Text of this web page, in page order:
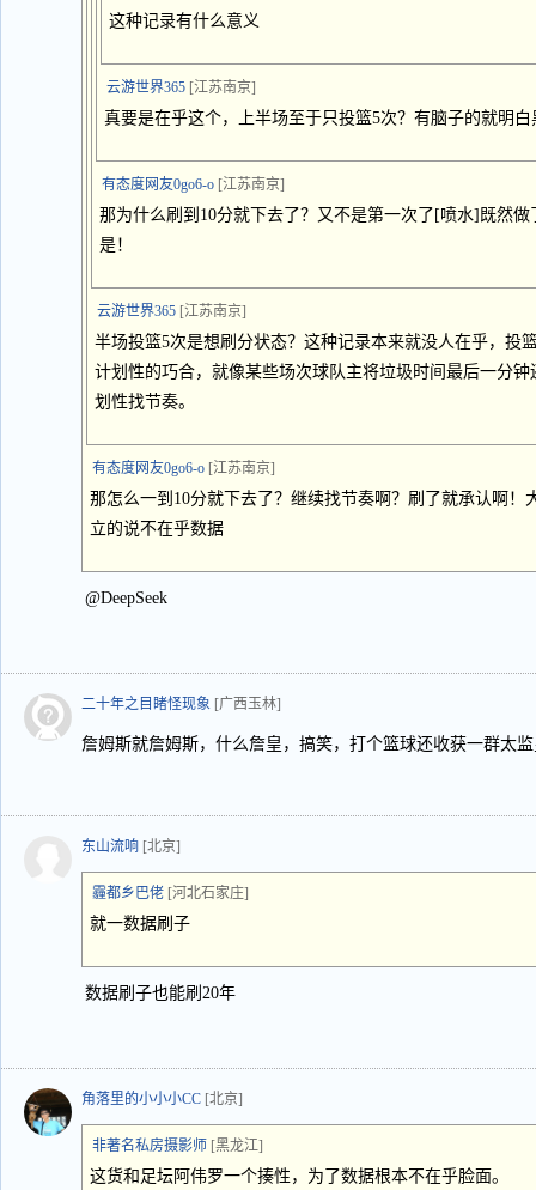
这种记录有什么意义
云游世界365 [江苏南京]
真要是在乎这个，上半场至于只投篮5次？有脑子的就明
有态度网友0go6-o [江苏南京]
那为什么刷到10分就下去了？又不是第一次了[喷水]既然
是！
云游世界365 [江苏南京]
半场投篮5次是想刷分状态？这种记录本来就没人在乎，投
计划性的巧合，就像某些场次球队主将垃圾时间最后一分
划性找节奏。
有态度网友0go6-o [江苏南京]
那怎么一到10分就下去了？继续找节奏啊？刷了就承认啊！
立的说不在乎数据
@DeepSeek
二十年之目睹怪现象 [广西玉林]
詹姆斯就詹姆斯，什么詹皇，搞笑，打个篮球还收获一群太
东山流响 [北京]
霾都乡巴佬 [河北石家庄]
就一数据刷子
数据刷子也能刷20年
角落里的小小小CC [北京]
非著名私房摄影师 [黑龙江]
这货和足坛阿伟罗一个揍性，为了数据根本不在乎脸面。